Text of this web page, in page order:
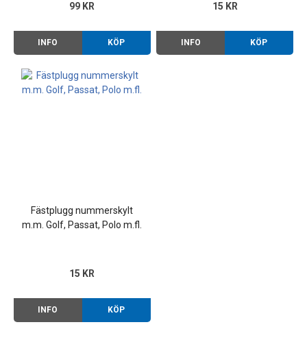
99 KR
INFO KÖP
15 KR
INFO KÖP
Fästplugg nummerskylt
m.m. Golf, Passat, Polo m.fl.
15 KR
INFO KÖP